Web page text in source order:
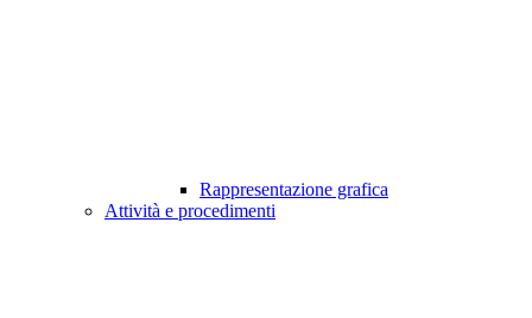
Rappresentazione grafica
Attività e procedimenti